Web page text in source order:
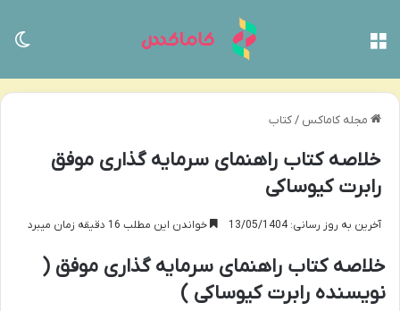
مجله کاماکس /کتاب
خلاصه کتاب راهنمای سرمایه گذاری موفق
رابرت کیوساکی
آخرین به روز رسانی: 13/05/1404 خواندن این مطلب 16 دقیقه زمان میبرد
خلاصه کتاب راهنمای سرمایه گذاری موفق (
نویسنده رابرت کیوساکی )